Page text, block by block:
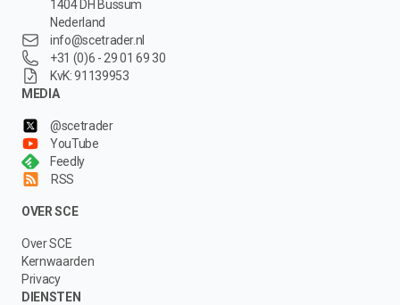
1404 DH Bussum
Nederland
info@scetrader.nl
+31 (0)6 - 29 01 69 30
KvK: 91139953
MEDIA
@scetrader
YouTube
Feedly
RSS
OVER SCE
Over SCE
Kernwaarden
Privacy
DIENSTEN